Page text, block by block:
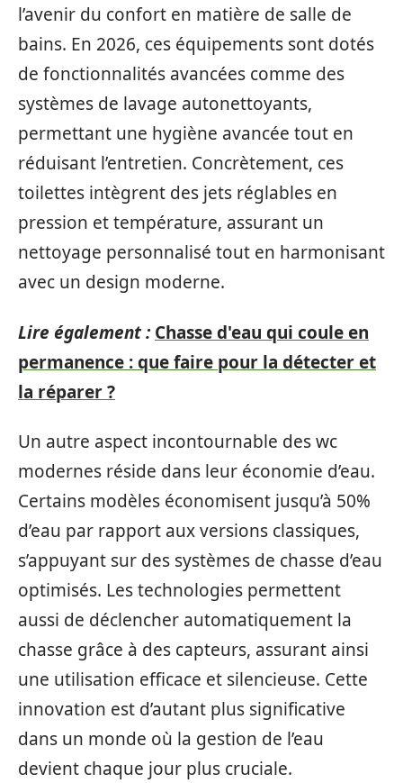
l’avenir du confort en matière de salle de
bains. En 2026, ces équipements sont dotés
de fonctionnalités avancées comme des
systèmes de lavage autonettoyants,
permettant une hygiène avancée tout en
réduisant l’entretien. Concrètement, ces
toilettes intègrent des jets réglables en
pression et température, assurant un
nettoyage personnalisé tout en harmonisant
avec un design moderne.
Lire également : Chasse d'eau qui coule en
permanence : que faire pour la détecter et
la réparer ?
Un autre aspect incontournable des wc
modernes réside dans leur économie d’eau.
Certains modèles économisent jusqu’à 50%
d’eau par rapport aux versions classiques,
s’appuyant sur des systèmes de chasse d’eau
optimisés. Les technologies permettent
aussi de déclencher automatiquement la
chasse grâce à des capteurs, assurant ainsi
une utilisation efficace et silencieuse. Cette
innovation est d’autant plus significative
dans un monde où la gestion de l’eau
devient chaque jour plus cruciale.